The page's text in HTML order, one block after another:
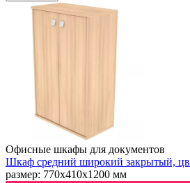
Офисные шкафы для документов
Шкаф средний широкий закрытый,
размер: 770х410х1200 мм